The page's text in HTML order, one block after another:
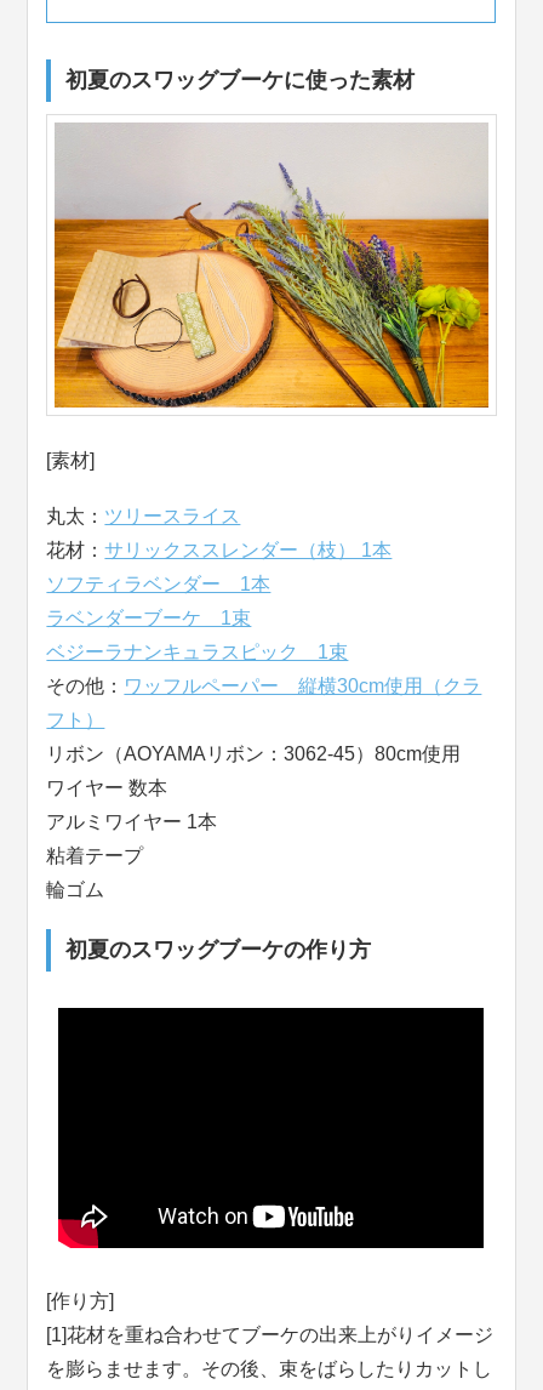
初夏のスワッグブーケに使った素材
[素材]
丸太： ツリースライス
花材：サリックススレンダー（枝） 1本
ソフティラベンダー 1本
ラベンダーブーケ 1束
ベジーラナンキュラスピック 1束
その他： ワッフルペーパー 縦横30cm使用（クラ
フト）
リボン（AOYAMAリボン：3062-45）80cm使用
ワイヤー 数本
アルミワイヤー 1本
粘着テープ
輪ゴム
初夏のスワッグブーケの作り方
[作り方]
[1]花材を重ね合わせてブーケの出来上がりイメージ
を膨らませます。その後、束をばらしたりカットし